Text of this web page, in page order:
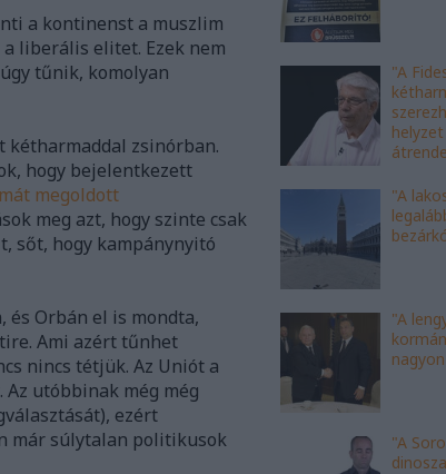
a kontinenst a muszlim
liberális elitet. Ezek nem
tűnik, komolyan
kétharmaddal zsinórban.
hogy bejelentkezett
megoldott
meg azt, hogy szinte csak
sőt, hogy kampánynyitó
és Orbán el is mondta,
Ami azért tűnhet
nincs tétjük. Az Uniót a
utóbbinak még még
ezért
már súlytalan politikusok
"A
"A
"A
"A